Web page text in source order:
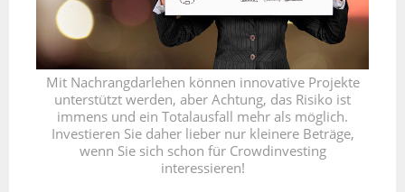
Mit Nachrangdarlehen können innovative Projekte
unterstützt werden, aber Achtung, das Risiko ist
immens und ein Totalausfall mehr als möglich.
Investieren Sie daher lieber nur kleinere Beträge,
wenn Sie sich schon für Crowdinvesting
interessieren!